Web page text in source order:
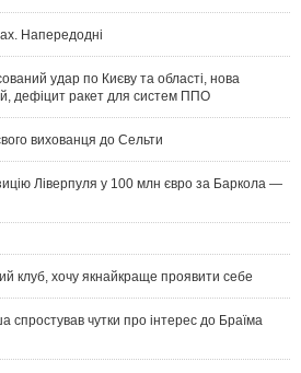
Напередодні
удар по Києву та області, нова
дефіцит ракет для систем ППО
вихованця до Сельти
Ліверпуля у 100 млн євро за Баркола —
клуб, хочу якнайкраще проявити себе
чутки про інтерес до Браїма